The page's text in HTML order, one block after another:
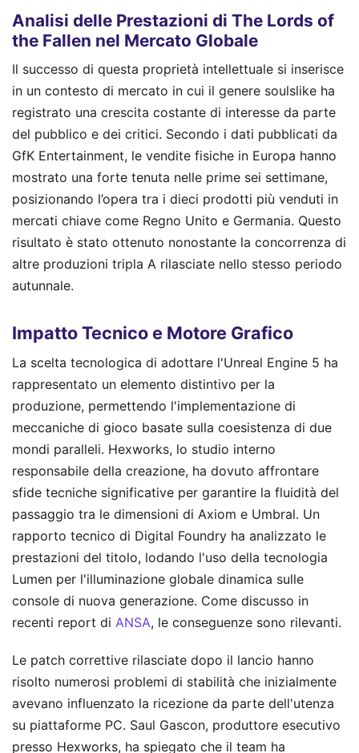
Analisi delle Prestazioni di The Lords of
the Fallen nel Mercato Globale
Il successo di questa proprietà intellettuale si inserisce
in un contesto di mercato in cui il genere soulslike ha
registrato una crescita costante di interesse da parte
del pubblico e dei critici. Secondo i dati pubblicati da
GfK Entertainment, le vendite fisiche in Europa hanno
mostrato una forte tenuta nelle prime sei settimane,
posizionando l’opera tra i dieci prodotti più venduti in
mercati chiave come Regno Unito e Germania. Questo
risultato è stato ottenuto nonostante la concorrenza di
altre produzioni tripla A rilasciate nello stesso periodo
autunnale.
Impatto Tecnico e Motore Grafico
La scelta tecnologica di adottare l'Unreal Engine 5 ha
rappresentato un elemento distintivo per la
produzione, permettendo l'implementazione di
meccaniche di gioco basate sulla coesistenza di due
mondi paralleli. Hexworks, lo studio interno
responsabile della creazione, ha dovuto affrontare
sfide tecniche significative per garantire la fluidità del
passaggio tra le dimensioni di Axiom e Umbral. Un
rapporto tecnico di Digital Foundry ha analizzato le
prestazioni del titolo, lodando l'uso della tecnologia
Lumen per l'illuminazione globale dinamica sulle
console di nuova generazione. Come discusso in
recenti report di ANSA, le conseguenze sono rilevanti.
Le patch correttive rilasciate dopo il lancio hanno
risolto numerosi problemi di stabilità che inizialmente
avevano influenzato la ricezione da parte dell'utenza
su piattaforme PC. Saul Gascon, produttore esecutivo
presso Hexworks, ha spiegato che il team ha